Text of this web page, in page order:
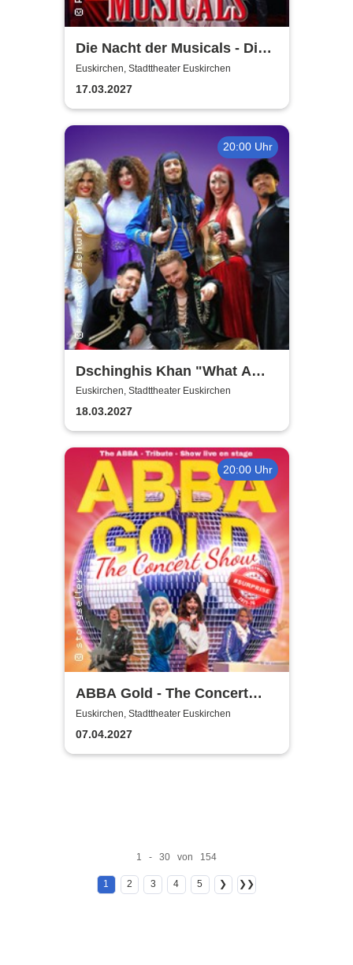
Die Nacht der Musicals - Die
erfolgreichste Musicalgala
aller Zeiten
Euskirchen, Stadttheater Euskirchen
17.03.2027
20:00 Uhr
Dschinghis Khan "What A
Wonderful World" - Die
Legende auf Tournee
Euskirchen, Stadttheater Euskirchen
18.03.2027
20:00 Uhr
ABBA Gold - The Concert
Show #Emotion
Euskirchen, Stadttheater Euskirchen
07.04.2027
1 - 30 von 154
1 2 3 4 5 ❯ ❯❯